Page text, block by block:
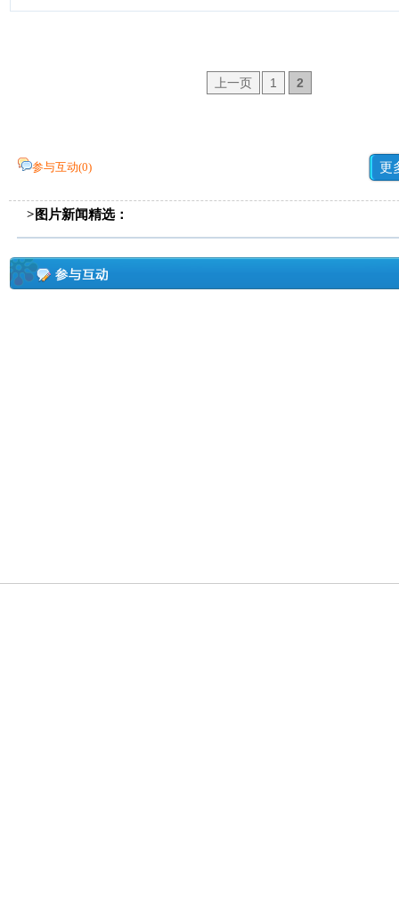
上一页 1 2
参与互动(0) 更
>图片新闻精选：